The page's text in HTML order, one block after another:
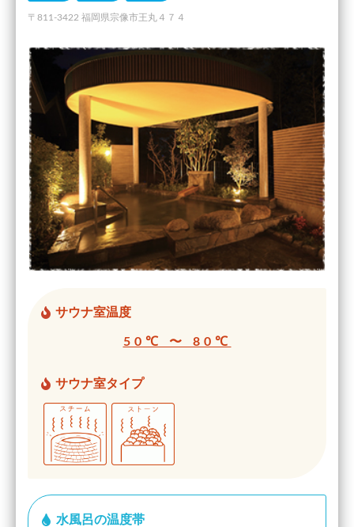
〒811-3422 福岡県宗像市王丸４７４
サウナ室温度
50℃ 〜 80℃
サウナ室タイプ
水風呂の温度帯